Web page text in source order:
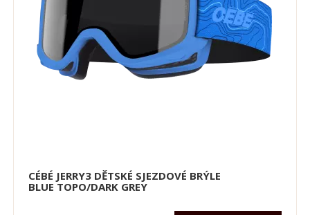
CÉBÉ JERRY3 DĚTSKÉ SJEZDOVÉ BRÝLE
BLUE TOPO/DARK GREY